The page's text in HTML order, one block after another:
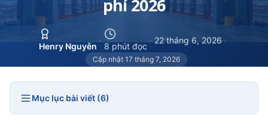
phí 2026
Henry Nguyễn
·
8 phút đọc
· 22 tháng 6, 2026 ·
Cập nhật 17 tháng 7, 2026
Mục lục bài viết (6)